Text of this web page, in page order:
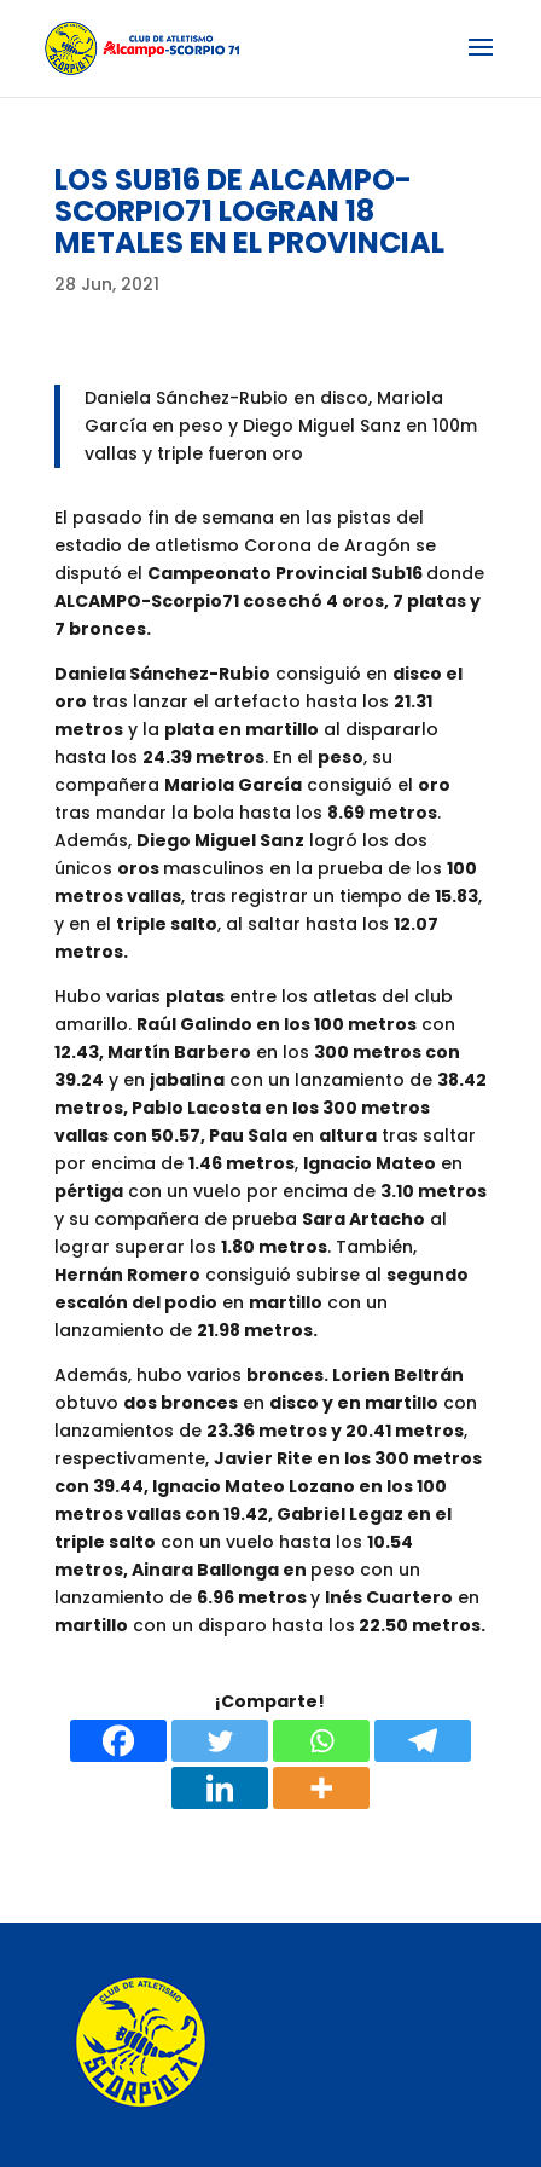
LOS SUB16 DE ALCAMPO-
SCORPIO71 LOGRAN 18
METALES EN EL PROVINCIAL
28 Jun, 2021
Daniela Sánchez-Rubio en disco, Mariola
García en peso y Diego Miguel Sanz en 100m
vallas y triple fueron oro
El pasado fin de semana en las pistas del
estadio de atletismo Corona de Aragón se
disputó el Campeonato Provincial Sub16 donde
ALCAMPO-Scorpio71 cosechó 4 oros, 7 platas y
7 bronces.
Daniela Sánchez-Rubio consiguió en disco el
oro tras lanzar el artefacto hasta los 21.31
metrosy la plata en martillo al dispararlo
hasta los 24.39 metros. En el peso, su
compañera Mariola Garcíaconsiguió el oro
tras mandar la bola hasta los 8.69 metros.
Además, Diego Miguel Sanz logró los dos
únicos oros masculinos en la prueba de los 100
metros vallas, tras registrar un tiempo de 15.83,
y en el triple salto, al saltar hasta los 12.07
metros.
Hubo varias platasentre los atletas del club
amarillo. Raúl Galindo en los 100 metroscon
12.43, Martín Barbero en los 300 metros con
39.24 y en jabalinacon un lanzamiento de 38.42
metros, Pablo Lacosta en los 300 metros
vallas con 50.57, Pau Salaen alturatras saltar
por encima de 1.46 metros, Ignacio Mateo en
pértigacon un vuelo por encima de 3.10 metros
y su compañera de prueba Sara Artacho al
lograr superar los 1.80 metros. También,
Hernán Romero consiguió subirse al segundo
escalón del podio en martillo con un
lanzamiento de 21.98 metros.
Además, hubo varios bronces. Lorien Beltrán
obtuvo dos broncesen disco y en martillo con
lanzamientos de 23.36 metros y 20.41 metros,
respectivamente, Javier Rite en los 300 metros
con 39.44, Ignacio Mateo Lozano en los 100
metros vallas con 19.42, Gabriel Legaz en el
triple salto con un vuelo hasta los 10.54
metros, Ainara Ballonga en peso con un
lanzamiento de 6.96 metrosy Inés Cuartero en
martillo con un disparo hasta los 22.50 metros.
¡Comparte!